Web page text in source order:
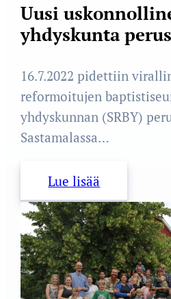
Uusi
yhdyskunta
16.7.2022 pidettiin
reformoitujen
yhdyskunnan (SRBY)
Sastamalassa…
Lue lisää